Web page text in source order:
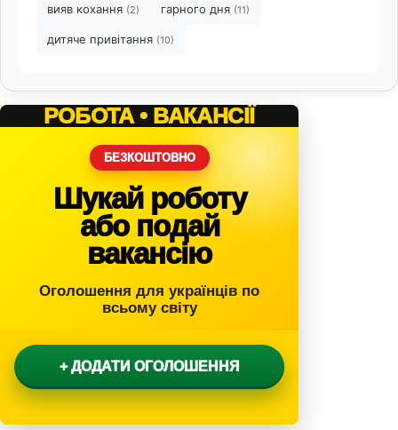
вияв кохання (2) гарного дня (11)
дитяче привітання (10)
РОБОТА • ВАКАНСІЇ
БЕЗКОШТОВНО
Шукай роботу
або подай
вакансію
Оголошення для українців по
всьому світу
+ ДОДАТИ ОГОЛОШЕННЯ